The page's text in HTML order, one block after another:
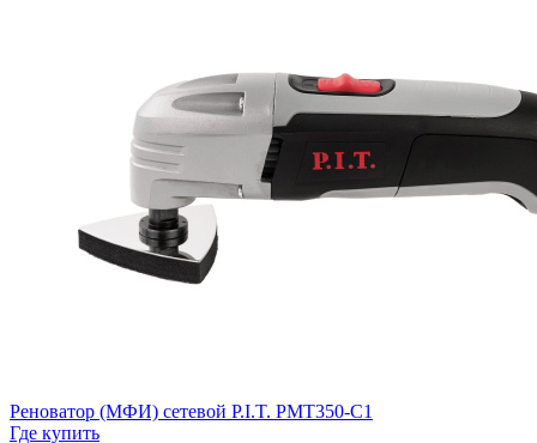
Реноватор (МФИ) сетевой P.I.T. PMT350-C1
Где купить